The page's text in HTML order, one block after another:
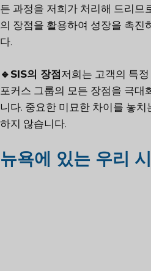
든 과정을 저희가 처리해 드리므
의 장점을 활용하여 성장을 촉진
다.
🔹SIS의 장점저희는 고객의 특
포커스 그룹의 모든 장점을 극대
니다. 중요한 미묘한 차이를 놓
하지 않습니다.
뉴욕에 있는 우리